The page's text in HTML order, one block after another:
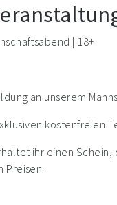
| 18+
an unserem
kostenfreien
ihr einen Schein,
Preisen: